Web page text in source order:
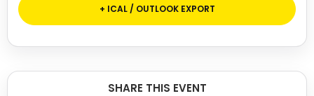
+ ICAL / OUTLOOK EXPORT
SHARE THIS EVENT